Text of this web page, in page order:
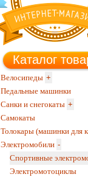
Каталог
Велосипеды +
Педальные машинки
Санки и снегокаты +
Самокаты
Толокары (машинки для
Электромобили -
Спортивные
Электромотоциклы